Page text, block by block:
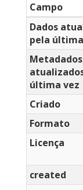
Campo
Dados
pela
Metadados
última vez
Criado
Formato
Licença
created